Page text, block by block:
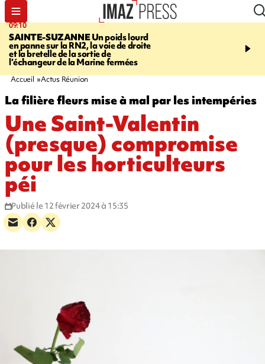
09:10
SAINTE-SUZANNEUn poids lourd
en panne sur la RN2, la voie de droite
et la bretelle de la sortie de
l’échangeur de la Marine fermées
11:22
DÉSTABILISATION
la présidentielle, les
Accueil Actus Réunion
La filière fleurs mise à mal par les intempéries
Une Saint-Valentin
(presque) compromise
pour les horticulteurs
péi
Publié le 12 février 2024 à 15:35